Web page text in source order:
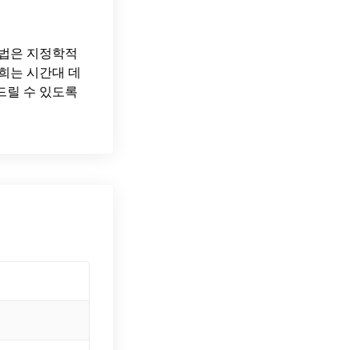
은 지정학적
는 시간대 데
릴 수 있도록